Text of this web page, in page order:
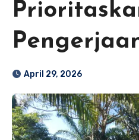
April 29, 2026